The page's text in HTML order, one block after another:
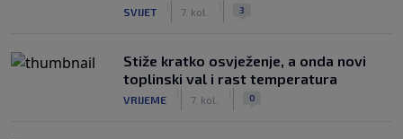
SVIJET 7. kol. 3
Stiže kratko osvježenje, a onda novi
toplinski val i rast temperatura
VRIJEME 7. kol. 0